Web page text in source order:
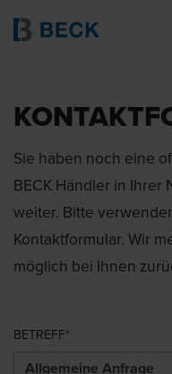
Sie haben noch eine
BECK Händler in Ihrer
weiter. Bitte
Kontaktformular. Wir
möglich bei Ihnen
BETREFF